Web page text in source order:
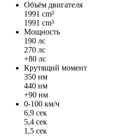
Объём двигателя
1991 cm³
1991 cm³
Мощность
190 лс
270 лс
+80 лс
Крутящий момент
350 нм
440 нм
+90 нм
0-100 км/ч
6,9 сек
5,4 сек
1,5 сек